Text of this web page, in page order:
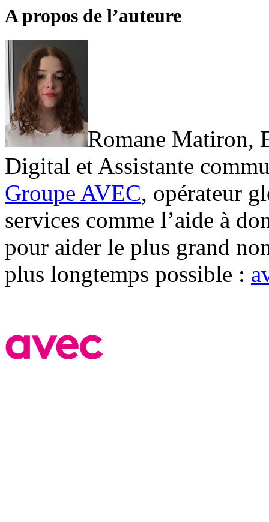
A propos de l’auteure
Romane Matiron,
Digital et Assistante
Groupe AVEC, opérateur
services comme l’aide à
pour aider le plus grand
plus longtemps possible :